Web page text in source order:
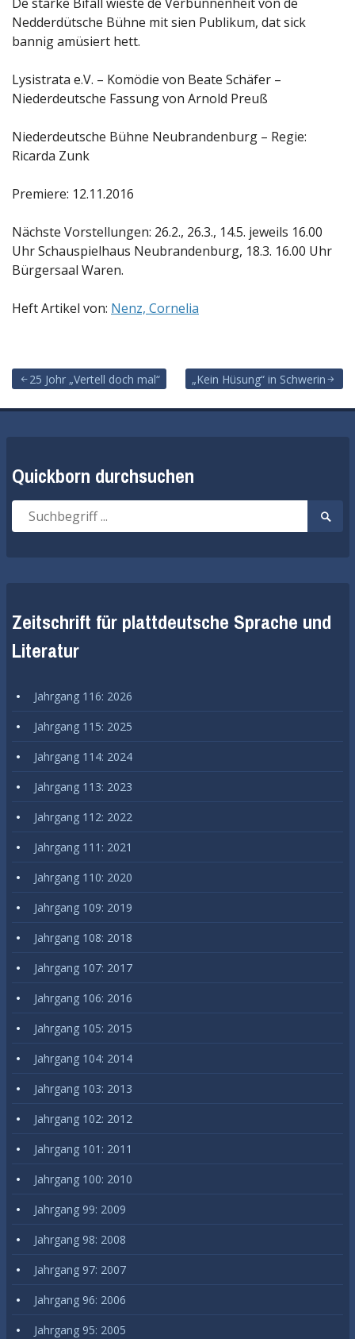
Nedderdütsche Bühne mit sien Publikum, dat sick
bannig amüsiert hett.
Lysistrata e.V. – Komödie von Beate Schäfer –
Niederdeutsche Fassung von Arnold Preuß
Niederdeutsche Bühne Neubrandenburg – Regie:
Ricarda Zunk
Premiere: 12.11.2016
Nächste Vorstellungen: 26.2., 26.3., 14.5. jeweils 16.00
Uhr Schauspielhaus Neubrandenburg, 18.3. 16.00 Uhr
Bürgersaal Waren.
Heft Artikel von: Nenz, Cornelia
Beitragsnavigation
25 Johr „Vertell doch mal“ „Kein Hüsung“ in Schwerin
Quickborn durchsuchen
Suche
nach:
Suche
Zeitschrift für plattdeutsche Sprache und
Literatur
Jahrgang 116: 2026
Jahrgang 115: 2025
Jahrgang 114: 2024
Jahrgang 113: 2023
Jahrgang 112: 2022
Jahrgang 111: 2021
Jahrgang 110: 2020
Jahrgang 109: 2019
Jahrgang 108: 2018
Jahrgang 107: 2017
Jahrgang 106: 2016
Jahrgang 105: 2015
Jahrgang 104: 2014
Jahrgang 103: 2013
Jahrgang 102: 2012
Jahrgang 101: 2011
Jahrgang 100: 2010
Jahrgang 99: 2009
Jahrgang 98: 2008
Jahrgang 97: 2007
Jahrgang 96: 2006
Jahrgang 95: 2005